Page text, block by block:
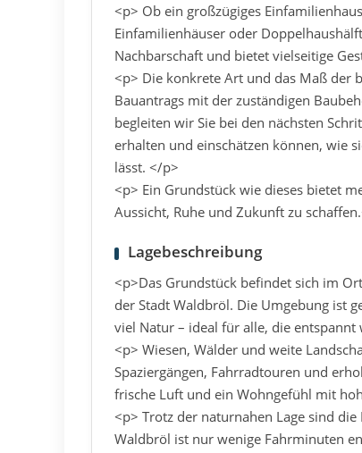
<p> Ob ein großzügiges
Einfamilienhäuser oder
Nachbarschaft und bietet vielseitige
<p> Die konkrete Art und das Maß der
Bauantrags mit der zuständigen
begleiten wir Sie bei den nächsten
erhalten und einschätzen können, wie
lässt. </p>
<p> Ein Grundstück wie dieses bietet
Aussicht, Ruhe und Zukunft zu
Lagebeschreibung
<p>Das Grundstück befindet sich im
der Stadt Waldbröl. Die Umgebung ist
viel Natur – ideal für alle, die
<p> Wiesen, Wälder und weite
Spaziergängen, Fahrradtouren und
frische Luft und ein Wohngefühl mit
<p> Trotz der naturnahen Lage sind
Waldbröl ist nur wenige Fahrminuten